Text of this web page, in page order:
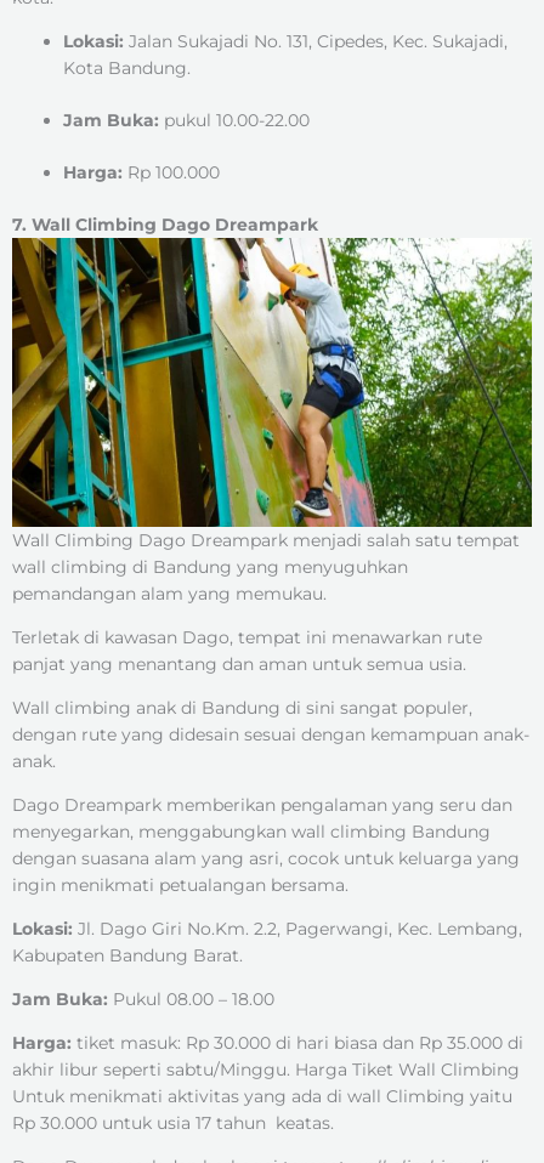
Lokasi: Jalan Sukajadi No. 131, Cipedes, Kec. Sukajadi,
Kota Bandung.
Jam Buka: pukul 10.00-22.00
Harga: Rp 100.000
7. Wall Climbing Dago Dreampark
Wall Climbing Dago Dreampark menjadi salah satu tempat
wall climbing di Bandung yang menyuguhkan
pemandangan alam yang memukau.
Terletak di kawasan Dago, tempat ini menawarkan rute
panjat yang menantang dan aman untuk semua usia.
Wall climbing anak di Bandung di sini sangat populer,
dengan rute yang didesain sesuai dengan kemampuan anak-
anak.
Dago Dreampark memberikan pengalaman yang seru dan
menyegarkan, menggabungkan wall climbing Bandung
dengan suasana alam yang asri, cocok untuk keluarga yang
ingin menikmati petualangan bersama.
Lokasi: Jl. Dago Giri No.Km. 2.2, Pagerwangi, Kec. Lembang,
Kabupaten Bandung Barat.
Jam Buka: Pukul 08.00 – 18.00
Harga: tiket masuk: Rp 30.000 di hari biasa dan Rp 35.000 di
akhir libur seperti sabtu/Minggu. Harga Tiket Wall Climbing
Untuk menikmati aktivitas yang ada di wall Climbing yaitu
Rp 30.000 untuk usia 17 tahun keatas.